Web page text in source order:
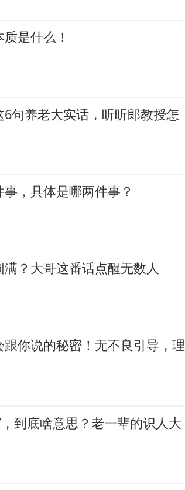
是什么！
句养老大实话，听听郎教授怎
，具体是哪两件事？
？大哥这番话点醒无数人
你说的秘密！无不良引导，理
到底啥意思？老一辈的识人大